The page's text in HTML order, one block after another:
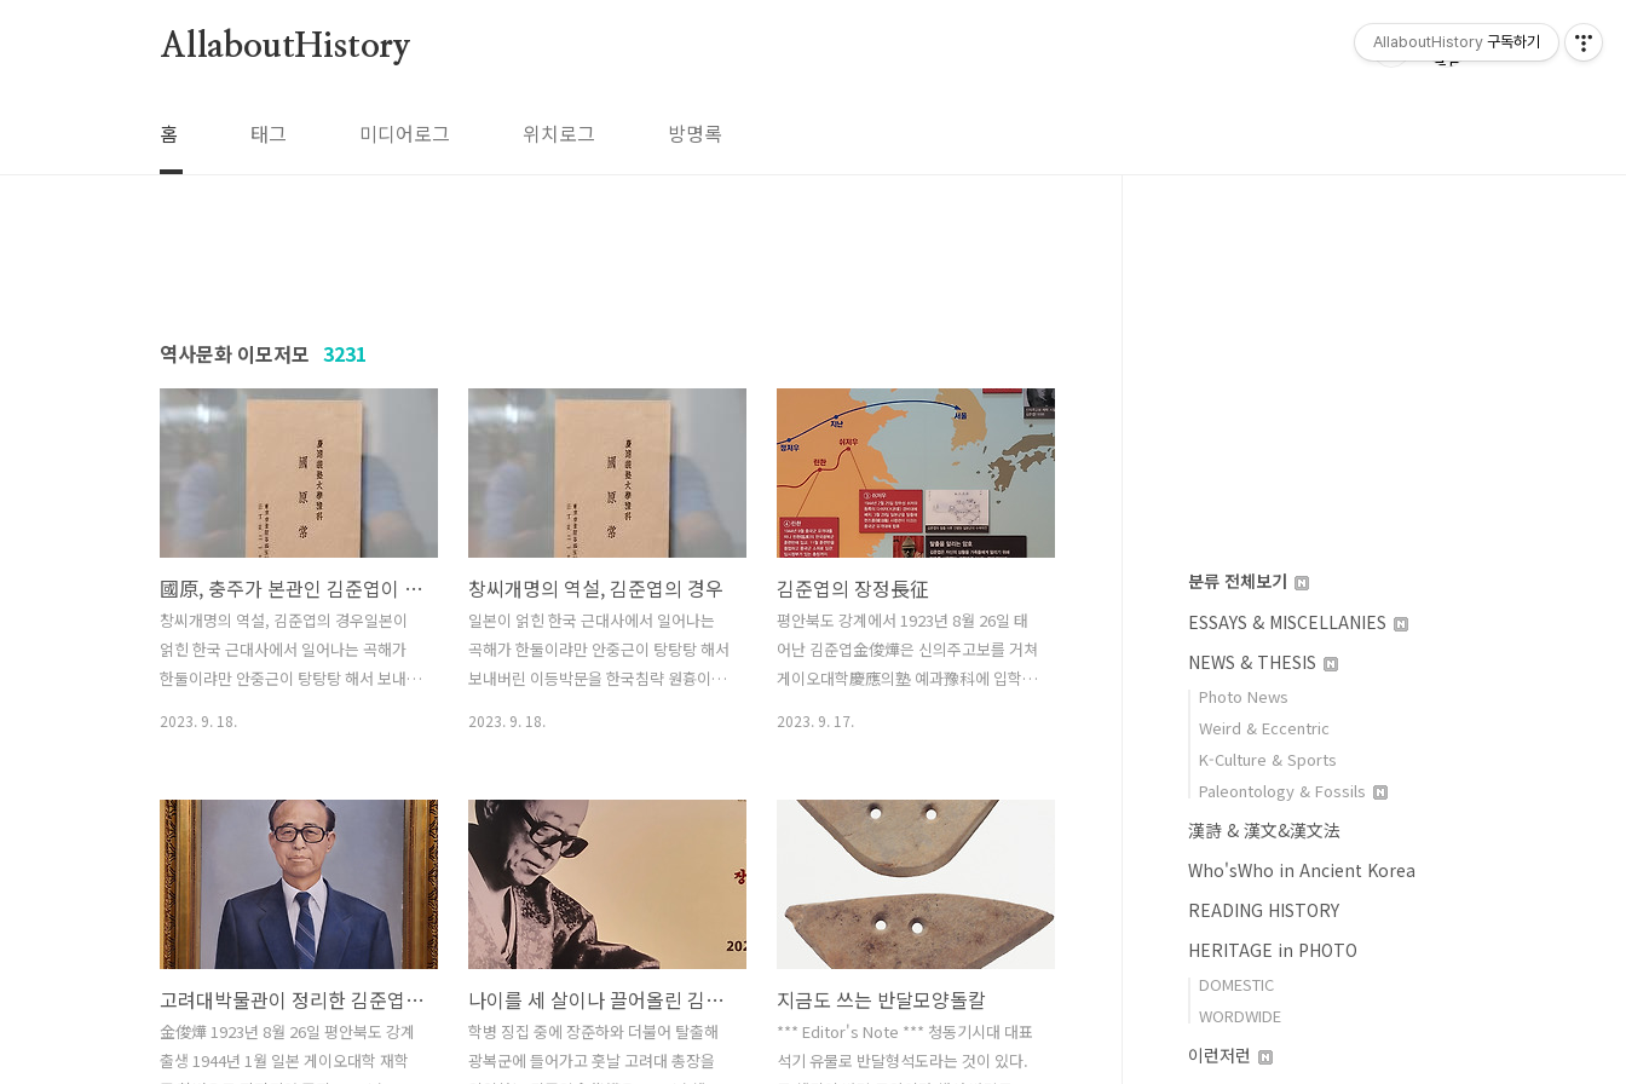
AllaboutHistory
홈 태그 미디어로그 위치로그 방명록
역사문화 이모저모 3231
國原, 충주가 본관인 김준엽이 창안한 새로운 성씨
창씨개명의 역설, 김준엽의 경우일본이
얽힌 한국 근대사에서 일어나는 곡해가
한둘이랴만 안중근이 탕탕탕 해서 보내버
historylibrary.net 앞선 글에서 평안도
강계 출신이 김준엽이 게이오의숙 예과
재학시절 국원상광國原常廣이라고 창씨
개명했다고 소개했거니와 그가 국원國原
이라는 새로운 성씨를 창작한 유래를 내
가 짐작할 수는 없었다. 이건 이 블로그 파
워 필자 외우 신동훈 박사 지적인데 저 성
씨는 충주의 옛 지명 국원에서 따다 썼다.
김준엽은 본관이 충주다. 비록 창씨개명
했지만 뿌리를 잊지 않았던 것이다. 常廣
2023. 9. 18.
창씨개명의 역설, 김준엽의 경우
일본이 얽힌 한국 근대사에서 일어나는
곡해가 한둘이랴만 안중근이 탕탕탕 해서
보내버린 이등박문을 한국침략 원흉이라
반대론 역시 만만찮았으니 반대 논거 중
가장 결정적인 건 실익이 없다였다. 무엇
보다 조선은 거지라 식민통치는 돈이 열
라 많이 들었다. 다 뜯어고쳐 새로 쓰야 하
는데 그에 필요한 물적 인적 자원을 어떻
게 동원한단 말인가? 수탈? 웃기고 있네
수탈할 게 있어야지? 이토가 반대한 이유
가 그거다. 창씨개명? 일선동조? 이것도
웃긴다. 일본에서도 반대가 엄청 많았다.
왜? 창씨개명해버리면 일본놈 조선놈 구
2023. 9. 18.
김준엽의 장정長征
평안북도 강계에서 1923년 8월 26일 태
어난 김준엽金俊燁은 신의주고보를 거쳐
게이오대학慶應의塾 예과豫科에 입학해
자大許 家 경비대에 배치된다. 한달 남짓
만인 그해 3월 29일 일본군을 달출해 한
즈둥(한치륭韓治隆) 사령관이 이끄는 중
국군 유격대에 합류한다. 1944년 9월, 중
국군 유격대를 떠나 린찬(임천臨泉)의 한
국광복군 훈련반에 입교해 같은해 11월
훈련반을 졸업하고는 중국군 소위로 임관
하고는 임시정부가 있는 충칭重慶까지 6
천리 장정을 시작한다. 두 달여 장정 끝에
1945년 1월 31일 충칭 임시정부에 도착
2023. 9. 17.
고려대박물관이 정리한 김준엽金俊燁(1923~2011) 약력
金俊燁 1923년 8월 26일 평안북도 강계
출생 1944년 1월 일본 게이오대학 재학
나이를 세 살이나 끌어올린 김준엽
학병 징집 중에 장준하와 더불어 탈출해
광복군에 들어가고 훗날 고려대 총장을
지금도 쓰는 반달모양돌칼
*** Editor's Note *** 청동기시대 대표
석기 유물로 반달형석도라는 것이 있다.
분류 전체보기
ESSAYS & MISCELLANIES
NEWS & THESIS
Photo News
Weird & Eccentric
K-Culture & Sports
Paleontology & Fossils
漢詩 & 漢文&漢文法
Who'sWho in Ancient Korea
READING HISTORY
HERITAGE in PHOTO
DOMESTIC
WORDWIDE
이런저런
AllaboutHistory 구독하기